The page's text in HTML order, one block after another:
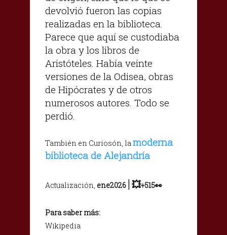
devolvió fueron las copias
realizadas en la biblioteca.
Parece que aquí se custodiaba
la obra y los libros de
Aristóteles. Había veinte
versiones de la Odisea, obras
de Hipócrates y de otros
numerosos autores. Todo se
perdió.
También en Curiosón, lamoderna
biblioteca de Alejandría
Actualización, ene2026 |💥+515👀
Para saber más:
Wikipedia